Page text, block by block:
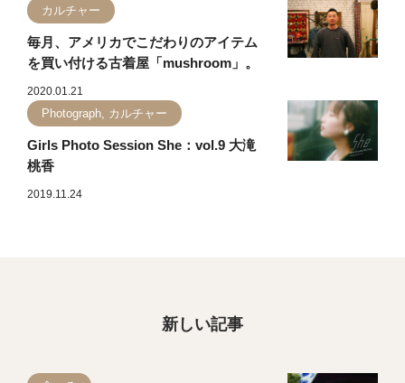
カルチャー
毎月、アメリカでこだわりのアイテム
を買い付ける古着屋「mushroom」。
2020.01.21
Photograph, カルチャー
Girls Photo Session She：vol.9 大滝
桃香
2019.11.24
新しい記事